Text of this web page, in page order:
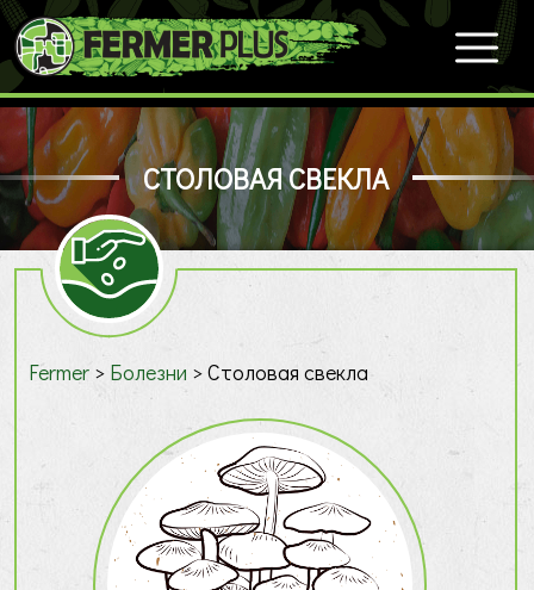
СТОЛОВАЯ СВЕКЛА
Fermer > Болезни >Столовая свекла